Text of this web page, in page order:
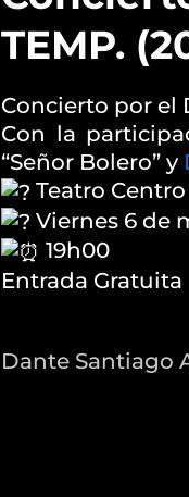
TEMP.
Concierto por el
Con la
“Señor Bolero” y
Teatro Centro
Viernes 6 de
19h00
Entrada Gratuita
Dante Santiago